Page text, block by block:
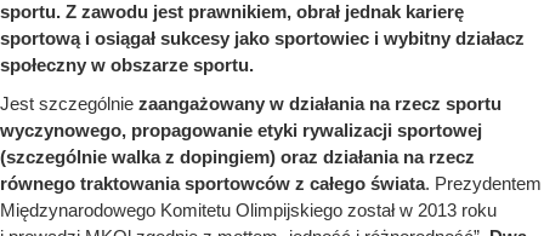
sportu. Z zawodu jest prawnikiem, obrał jednak karierę
sportową i osiągał sukcesy jako sportowiec i wybitny działacz
społeczny w obszarze sportu.
Jest szczególnie zaangażowany w działania na rzecz sportu
wyczynowego, propagowanie etyki rywalizacji sportowej
(szczególnie walka z dopingiem) oraz działania na rzecz
równego traktowania sportowców z całego świata. Prezydentem
Międzynarodowego Komitetu Olimpijskiego został w 2013 roku